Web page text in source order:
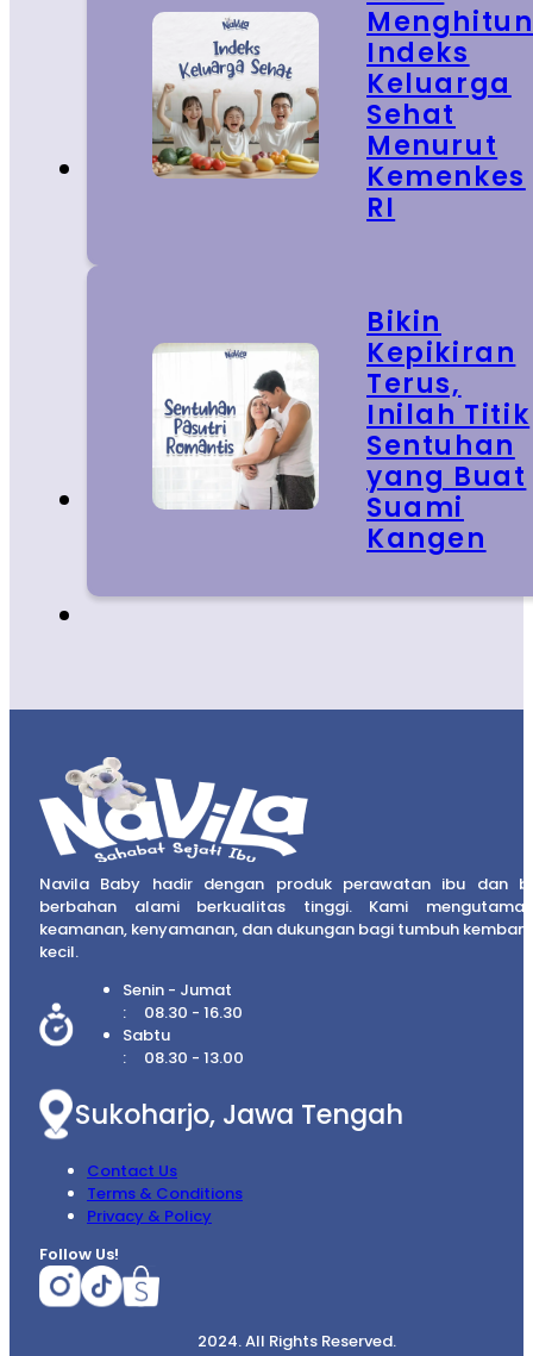
Indeks
Keluarga
Sehat
Menurut
Kemenkes
RI
Bikin
Kepikiran
Terus,
Inilah Titik
Sentuhan
yang Buat
Suami
Kangen
Navila Baby hadir dengan produk perawatan ibu dan
berbahan alami berkualitas tinggi. Kami
keamanan, kenyamanan, dan dukungan bagi tumbuh
kecil.
Senin - Jumat
08.30 - 16.30
Sabtu
08.30 - 13.00
Sukoharjo, Jawa Tengah
Contact Us
Terms & Conditions
Privacy & Policy
Follow Us!
2024. All Rights Reserved.